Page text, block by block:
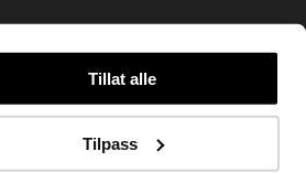
Tillat alle
Tilpass
341 662) |Nettbutikk levert av Kréatif